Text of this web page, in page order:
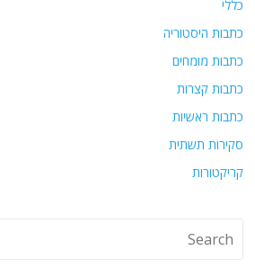
כללי
כתבות היסטוריה
כתבות מומחים
כתבות קצרות
כתבות ראשיות
סקירות תשתית
קריקטורות